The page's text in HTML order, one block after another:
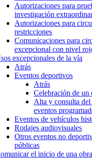
Autorizaciones para
investigación
Autorizaciones para
restricciones
Comunicaciones para
excepcional con nivel
excepcionales de la vía
Atrás
Eventos deportivos
Atrás
Celebración de un
Alta y consulta
eventos
Eventos de vehículos
Rodajes audiovisuales
Otros eventos no
públicas
el inicio de una